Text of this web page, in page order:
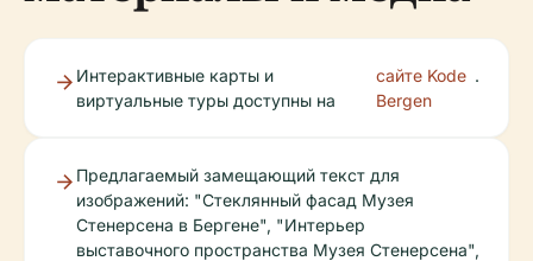
Интерактивные карты и
виртуальные туры доступны на
сайте Kode
Bergen
.
Предлагаемый замещающий текст для
изображений: "Стеклянный фасад Музея
Стенерсена в Бергене", "Интерьер
выставочного пространства Музея Стенерсена",